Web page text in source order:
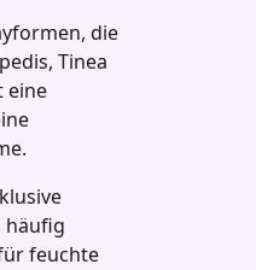
die
Tinea
eine
häufig
feuchte